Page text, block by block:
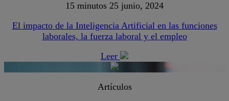
15 minutos 25 junio, 2024
El impacto de la Inteligencia Artificial en las funciones
laborales, la fuerza laboral y el empleo
Leer
Artículos